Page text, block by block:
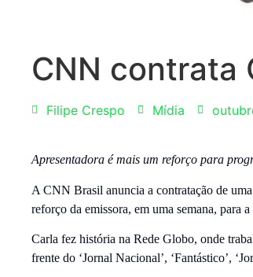
CNN contrata
Filipe Crespo Mídia
Apresentadora é mais um reforço para
A CNN Brasil anuncia a contratação de
reforço da emissora, em uma semana, para
Carla fez história na Rede Globo, onde
frente do ‘Jornal Nacional’, ‘Fantástico’,